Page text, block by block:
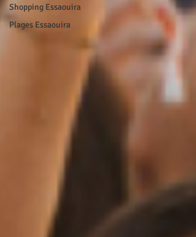
Shopping Essaouira
Plages Essaouira